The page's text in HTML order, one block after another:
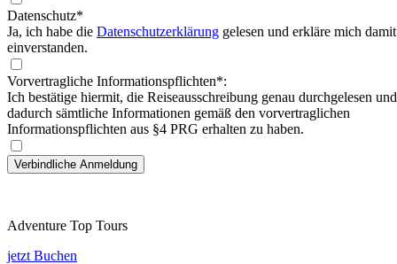
Datenschutz*
Ja, ich habe die Datenschutzerklärung gelesen und erkläre mich damit
einverstanden.
Vorvertragliche Informationspflichten*:
Ich bestätige hiermit, die Reiseausschreibung genau durchgelesen und
dadurch sämtliche Informationen gemäß den vorvertraglichen
Informationspflichten aus §4 PRG erhalten zu haben.
Adventure Top Tours
jetzt Buchen